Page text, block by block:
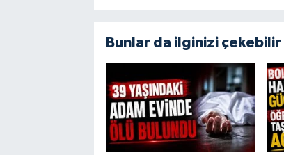
Bunlar da ilginizi çekebilir